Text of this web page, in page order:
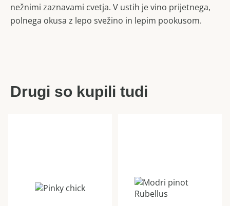
nežnimi zaznavami cvetja. V ustih je vino prijetnega,
polnega okusa z lepo svežino in lepim pookusom.
Drugi so kupili tudi